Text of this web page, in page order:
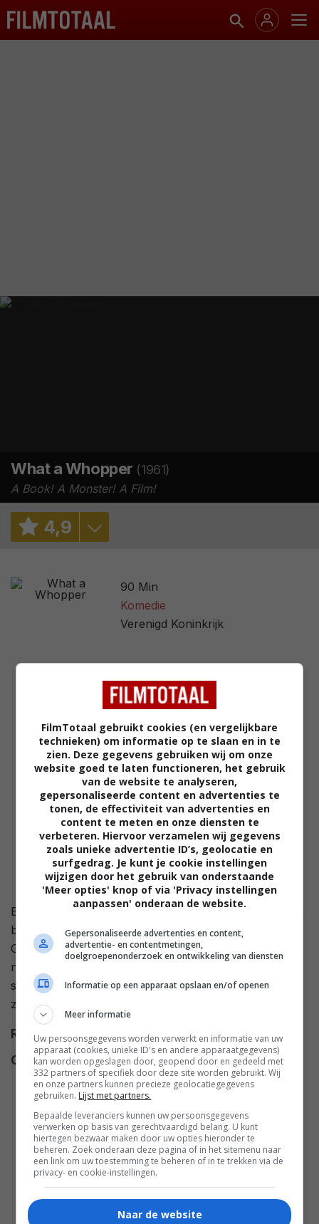
What a Whopper (1961)
A Book! A Monster! A Film!
4,9
2,3/ 3
90 Min
Komedie
Verenigd Koninkrijk
Een schrijver probeert wat geld te verdienen door een
boek over het monster van Loch Ness te schrijven.
Geen uitgever wilde het project op zich nemen, omdat
niemand denkt dat er een monster bestaat. Maar de
schrijver en zijn vrienden maken een nepmonster en
zorgen dat de mythe aan kracht wint.
Regie Gilbert Gunn.
Cast
Clive Dunn,Wilfrid Brambell,
Spike Milligan,Fabia Drake,
Adam Faith
Carole Lesley,Terence
Longdon,Freddie Frinton,
Marie-France,Charles Hawtrey
Harold Berens
Archie Duncan,Terry Scott,
Carole Lesley
,Marie France
FilmTotaal gebruikt cookies (en vergelijkbare
technieken) om informatie op te slaan en in te
zien. Deze gegevens gebruiken wij om onze
website goed te laten functioneren, het gebruik
van de website te analyseren,
gepersonaliseerde content en advertenties te
tonen, de effectiviteit van advertenties en
content te meten en onze diensten te
verbeteren. Hiervoor verzamelen wij gegevens
zoals unieke advertentie ID’s, geolocatie en
surfgedrag. Je kunt je cookie instellingen
wijzigen door het gebruik van onderstaande
'Meer opties' knop of via 'Privacy instellingen
aanpassen' onderaan de website.
Gepersonaliseerde advertenties en content,
advertentie- en contentmetingen,
doelgroepenonderzoek en ontwikkeling van diensten
Informatie op een apparaat opslaan en/of openen
Meer informatie
Uw persoonsgegevens worden verwerkt en informatie van uw
apparaat (cookies, unieke ID's en andere apparaatgegevens)
kan worden opgeslagen door, geopend door en gedeeld met
332 partners of specifiek door deze site worden gebruikt. Wij
en onze partners kunnen precieze geolocatiegegevens
gebruiken. Lijst met partners.
Bepaalde leveranciers kunnen uw persoonsgegevens
verwerken op basis van gerechtvaardigd belang. U kunt
hiertegen bezwaar maken door uw opties hieronder te
beheren. Zoek onderaan deze pagina of in het sitemenu naar
een link om uw toestemming te beheren of in te trekken via de
privacy- en cookie-instellingen.
Naar de website